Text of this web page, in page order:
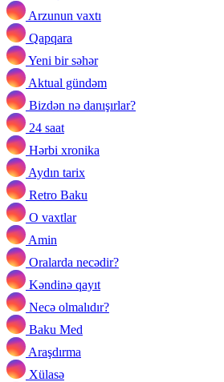
Arzunun vaxtı
Qapqara
Yeni bir səhər
Aktual gündəm
Bizdən nə danışırlar?
24 saat
Hərbi xronika
Aydın tarix
Retro Baku
O vaxtlar
Amin
Oralarda necədir?
Kəndinə qayıt
Necə olmalıdır?
Baku Med
Araşdırma
Xülasə